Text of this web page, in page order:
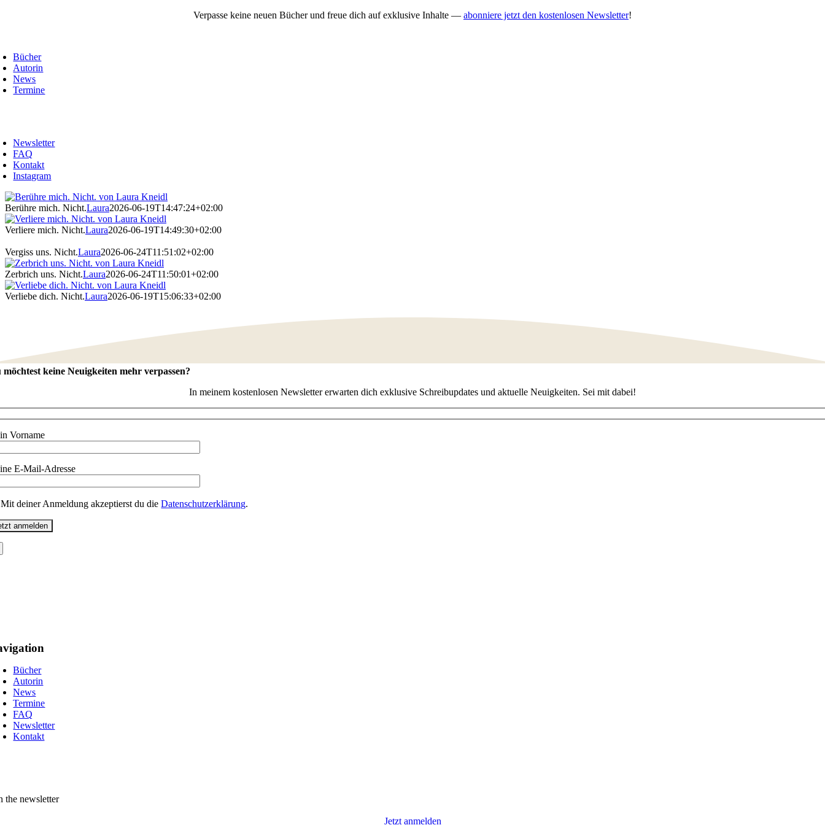
Verpasse keine neuen Bücher und freue dich auf exklusive Inhalte — abonniere jetzt den kostenlosen Newsletter!
Bücher
Autorin
News
Termine
Newsletter
FAQ
Kontakt
Instagram
Berühre mich. Nicht.Laura2026-06-19T14:47:24+02:00
Verliere mich. Nicht.Laura2026-06-19T14:49:30+02:00
Vergiss uns. Nicht.Laura2026-06-24T11:51:02+02:00
Zerbrich uns. Nicht.Laura2026-06-24T11:50:01+02:00
Verliebe dich. Nicht.Laura2026-06-19T15:06:33+02:00
möchtest keine Neuigkeiten mehr verpassen?
In meinem kostenlosen Newsletter erwarten dich exklusive Schreibupdates und aktuelle Neuigkeiten. Sei mit dabei!
Vorname
E-Mail-Adresse
Mit deiner Anmeldung akzeptierst du dieDatenschutzerklärung.
Bücher
Autorin
News
Termine
FAQ
Newsletter
Kontakt
the newsletter
Jetzt anmelden